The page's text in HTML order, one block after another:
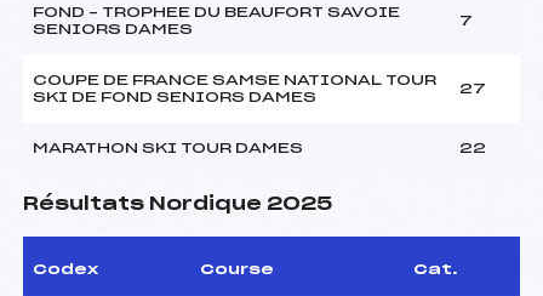
FOND – TROPHEE DU BEAUFORT SAVOIE
SENIORS DAMES
7
COUPE DE FRANCE SAMSE NATIONAL TOUR
SKI DE FOND SENIORS DAMES
27
MARATHON SKI TOUR DAMES 22
Résultats Nordique 2025
Codex Course Cat.